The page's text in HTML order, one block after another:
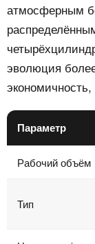
атмосферным
эволюция
Параметр
Рабочий объём
Тип